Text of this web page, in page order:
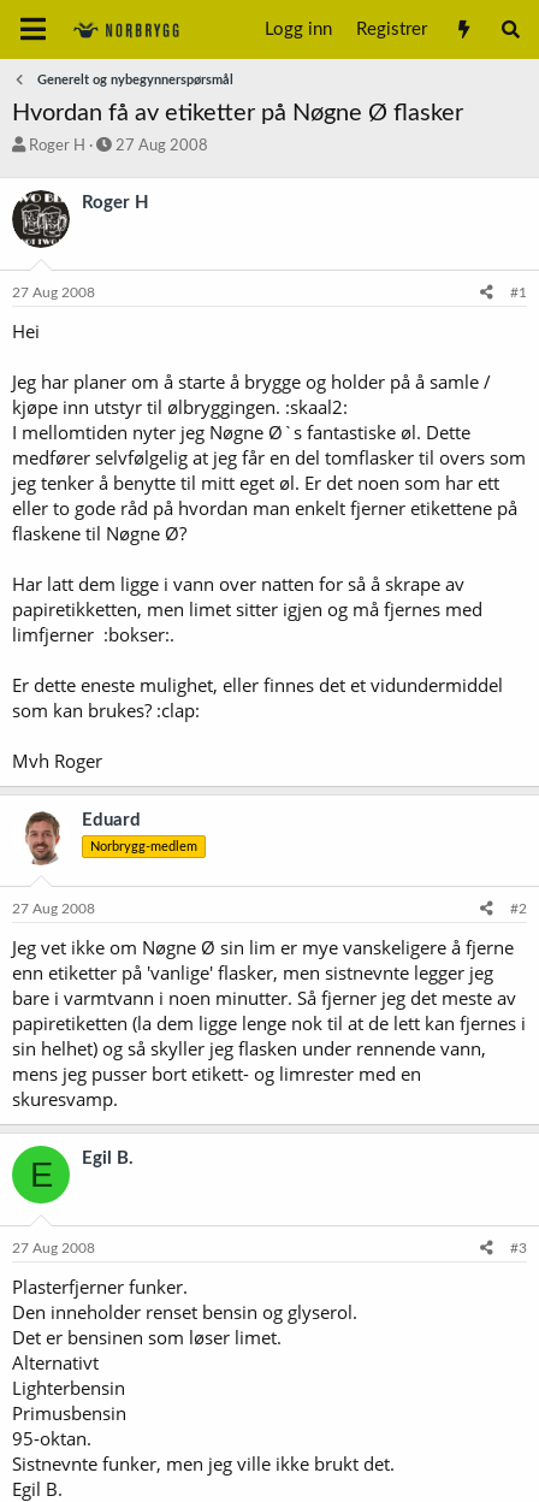
Logg inn Registrer
Generelt og nybegynnerspørsmål
Hvordan få av etiketter på Nøgne Ø flasker
T
å
d
s
a
r
e
Roger H
S
r
a
27 Aug 2008
Roger H
27 Aug 2008 #1
Hei
Jeg har planer om å starte å brygge og holder på å samle /
kjøpe inn utstyr til ølbryggingen. :skaal2:
I mellomtiden nyter jeg Nøgne Ø`s fantastiske øl. Dette
medfører selvfølgelig at jeg får en del tomflasker til overs som
jeg tenker å benytte til mitt eget øl. Er det noen som har ett
eller to gode råd på hvordan man enkelt fjerner etikettene på
flaskene til Nøgne Ø?
Har latt dem ligge i vann over natten for så å skrape av
papiretikketten, men limet sitter igjen og må fjernes med
limfjerner :bokser:.
Er dette eneste mulighet, eller finnes det et vidundermiddel
som kan brukes? :clap:
Mvh Roger
Eduard
Norbrygg-medlem
27 Aug 2008 #2
Jeg vet ikke om Nøgne Ø sin lim er mye vanskeligere å fjerne
enn etiketter på 'vanlige' flasker, men sistnevnte legger jeg
bare i varmtvann i noen minutter. Så fjerner jeg det meste av
papiretiketten (la dem ligge lenge nok til at de lett kan fjernes i
sin helhet) og så skyller jeg flasken under rennende vann,
mens jeg pusser bort etikett- og limrester med en
skuresvamp.
E Egil B.
27 Aug 2008 #3
Plasterfjerner funker.
Den inneholder renset bensin og glyserol.
Det er bensinen som løser limet.
Alternativt
Lighterbensin
Primusbensin
95-oktan.
Sistnevnte funker, men jeg ville ikke brukt det.
Egil B.